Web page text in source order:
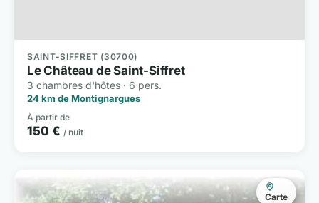
SAINT-SIFFRET (30700)
Le Château de Saint-Siffret
3 chambres d'hôtes · 6 pers.
24 km de Montignargues
À partir de
150 € / nuit
Carte